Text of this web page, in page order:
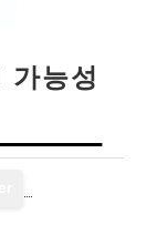
가능성